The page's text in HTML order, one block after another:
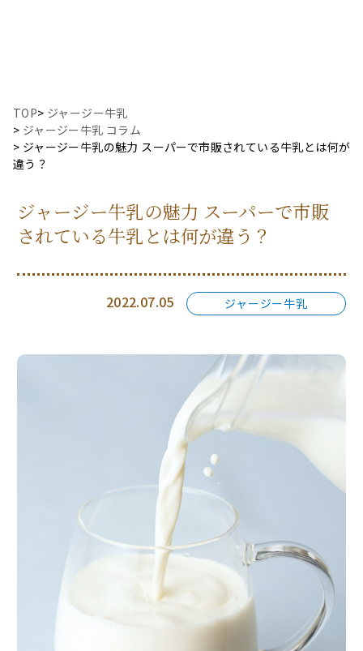
TOP> ジャージー牛乳
ジャージー牛乳 コラム
ジャージー牛乳の魅力 スーパーで市販されている牛乳とは何が
違う？
ジャージー牛乳の魅力 スーパーで市販
されている牛乳とは何が違う？
2022.07.05 ジャージー牛乳